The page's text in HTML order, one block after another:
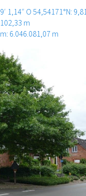
1,14″ O54,54171°N:
m
6.046.081,07 m